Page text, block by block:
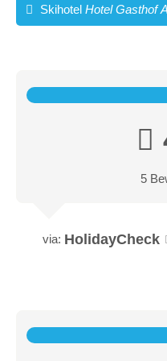
08:45-
sicher gebührend feiern –
Skihotel Hotel Gasthof
5
via: HolidayCheck